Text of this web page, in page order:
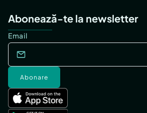
Abonează-te la newsletter
Email
Abonare